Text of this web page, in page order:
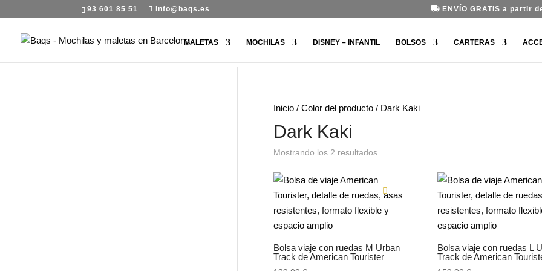
93 601 85 51 info@baqs.es ENVÍO GRATIS a partir
MALETAS MOCHILAS DISNEY – INFANTIL BOLSOS CARTERAS
Inicio/ Color del producto / Dark Kaki
Dark Kaki
Mostrando los 2 resultadosOrdenado
últimos
Bolsa viaje con ruedas M Urban
Track de American Tourister
Bolsa viaje con ruedas L
Track de American